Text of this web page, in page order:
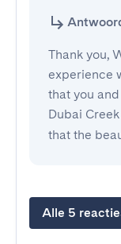
Thank you,
experience
that you
Dubai
that the
Alle 5